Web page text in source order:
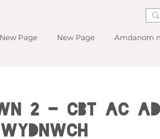
New Page New Page Amdanom
2 - CBT ac